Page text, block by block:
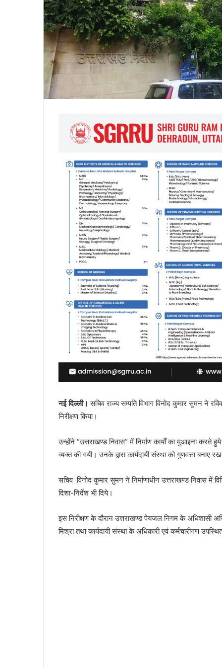
नई दिल्ली। सचिव राज्य सम्पति विभाग विनोद कुमार सुमन ने
निरीक्षण किया।
उन्होंने “उत्तराखण्ड निवास” में निर्माण कार्यों का मुआइना करते हुये
व्यक्त की गयी। उनके द्वारा कार्यदायी संस्था को गुणवत्ता
सचिव विनोद कुमार सुमन ने निर्माणाधीन उत्तराखण्ड निवास में
दिशा-निर्देश भी दिये।
इस निरीक्षण के दौरान उत्तराखण्ड पेयजल निगम के अधिशासी
मिश्रा तथा कार्यदायी संस्था के अधिकारी एवं कर्मचारीगण